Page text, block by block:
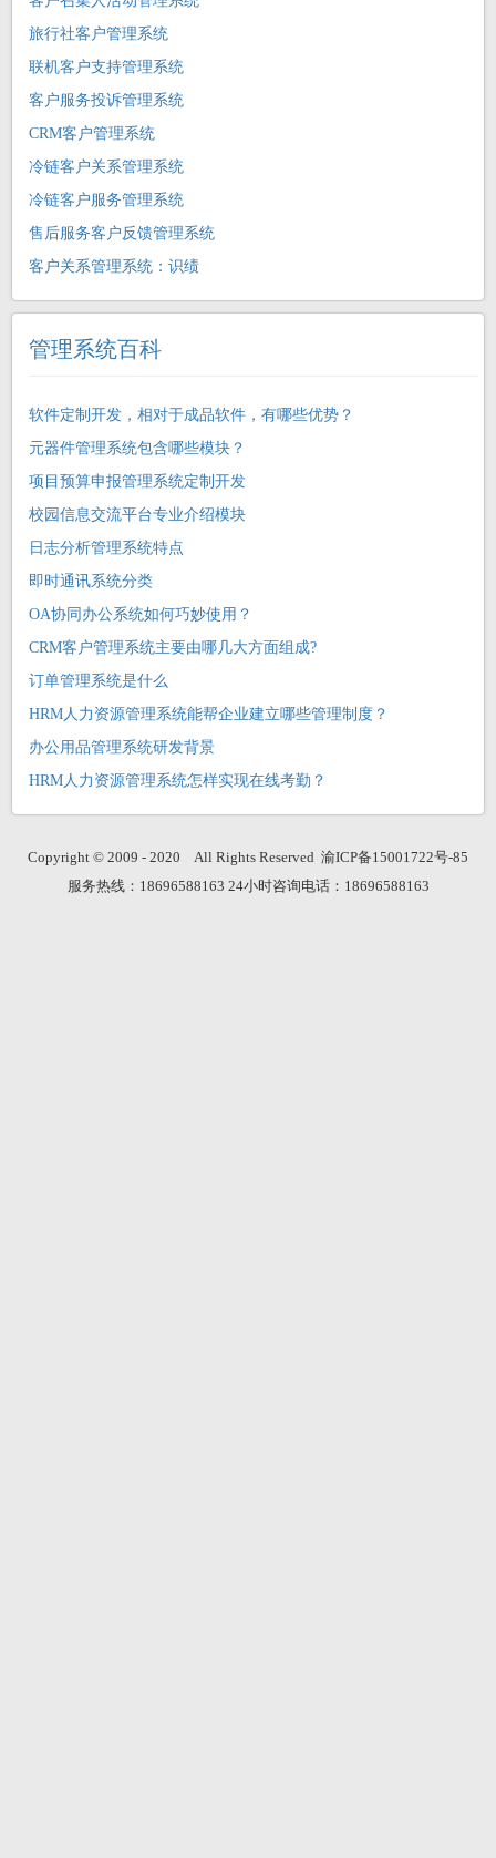
旅行社客户管理系统
联机客户支持管理系统
客户服务投诉管理系统
CRM客户管理系统
冷链客户关系管理系统
冷链客户服务管理系统
售后服务客户反馈管理系统
客户关系管理系统：识绩
管理系统百科
软件定制开发，相对于成品软件，有哪些优势？
元器件管理系统包含哪些模块？
项目预算申报管理系统定制开发
校园信息交流平台专业介绍模块
日志分析管理系统特点
即时通讯系统分类
OA协同办公系统如何巧妙使用？
CRM客户管理系统主要由哪几大方面组成?
订单管理系统是什么
HRM人力资源管理系统能帮企业建立哪些管理制度？
办公用品管理系统研发背景
HRM人力资源管理系统怎样实现在线考勤？
Copyright © 2009 - 2020 All Rights Reserved 渝ICP备15001722号-85
服务热线： 18696588163 24小时咨询电话： 18696588163